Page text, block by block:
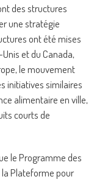
des structures
une stratégie
ont été mises
et du Canada,
le mouvement
initiatives similaires
alimentaire en ville,
courts de
le Programme des
la Plateforme pour